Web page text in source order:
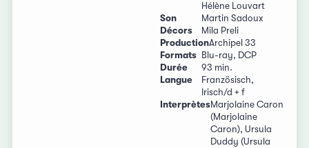
Hélène Louvart
Son
Martin Sadoux
Décors
Mila Preli
ProductionArchipel 33
Formats Blu-ray, DCP
Durée
93 min.
Langue
Französisch,
Irisch/d + f
InterprètesMarjolaine Caron
(Marjolaine
Caron), Ursula
Duddy (Ursula